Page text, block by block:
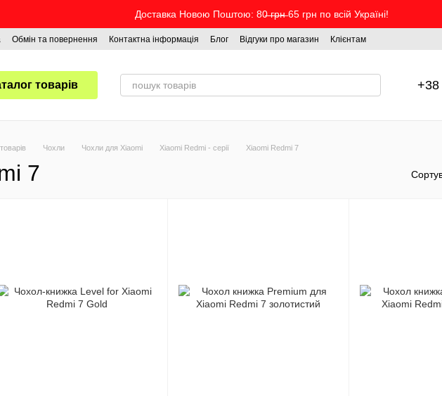
Доставка Новою Поштою: 80̶ ̶г̶р̶н̶ 65 грн по всій Україні!
Обмін та повернення Контактна інформація Блог Відгуки про магазин Клієнтам
товарів +38
Чохли Чохли для Xiaomi Xiaomi Redmi - серії Xiaomi Redmi 7
7